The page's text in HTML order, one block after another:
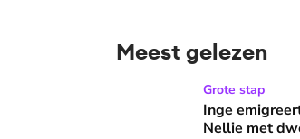
Meest gelezen
Inge emigreert naar
Grote stap
Inge
Nellie met